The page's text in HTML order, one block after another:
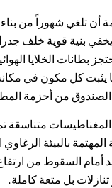
شهوراً من بناء
بنية قوية خلف
الخلايا
متناسقة
بالبيئة
أمام السقوط من
بل متعة كاملة.